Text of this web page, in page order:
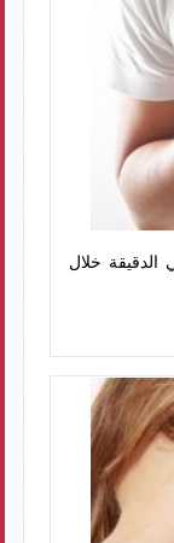
الدقيقة خلال